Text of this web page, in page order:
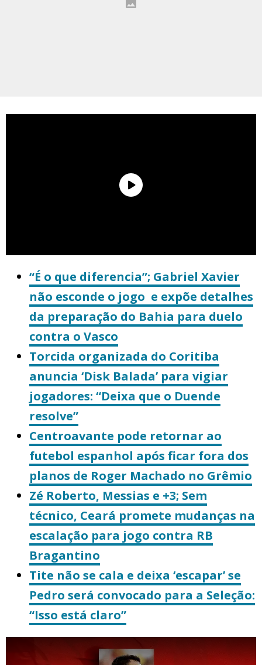
“É o que diferencia”; Gabriel Xavier
não esconde o jogo e expõe detalhes
da preparação do Bahia para duelo
contra o Vasco
Torcida organizada do Coritiba
anuncia ‘Disk Balada’ para vigiar
jogadores: “Deixa que o Duende
resolve”
Centroavante pode retornar ao
futebol espanhol após ficar fora dos
planos de Roger Machado no Grêmio
Zé Roberto, Messias e +3; Sem
técnico, Ceará promete mudanças na
escalação para jogo contra RB
Bragantino
Tite não se cala e deixa ‘escapar’ se
Pedro será convocado para a Seleção:
“Isso está claro”